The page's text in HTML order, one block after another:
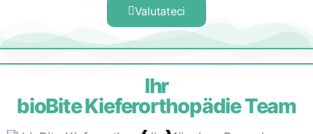
Valutateci
Ihr
bioBite Kieferorthopädie Team